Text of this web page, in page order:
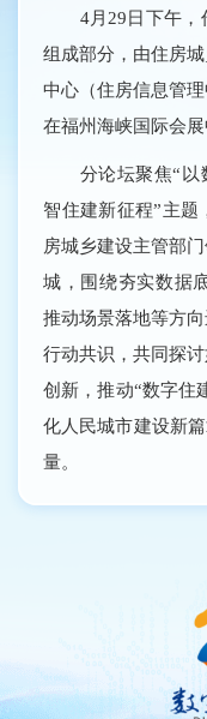
4月29日下午
组成部分，由住房
中心（住房信息管
在福州海峡国际会展
分论坛聚焦“以
智住建新征程”主题
房城乡建设主管部
城，围绕夯实数据
推动场景落地等方
行动共识，共同探
创新，推动“数字住
化人民城市建设新
量。